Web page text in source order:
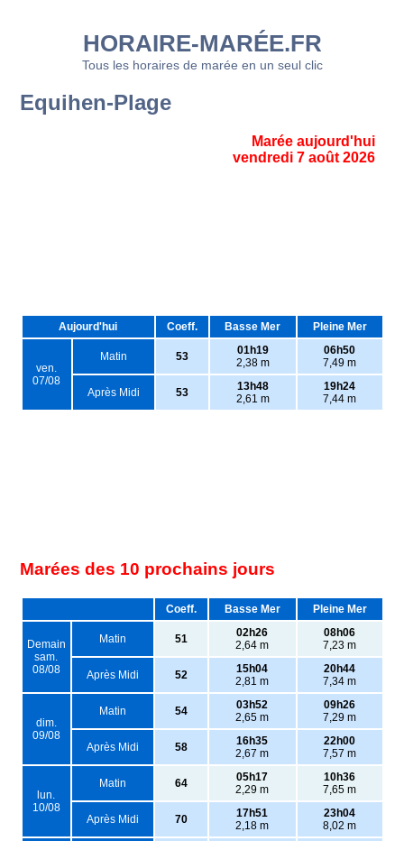
HORAIRE-MARÉE.FR
Tous les horaires de marée en un seul clic
Equihen-Plage
Marée aujourd'hui
vendredi 7 août 2026
Aujourd'hui Coeff. Basse Mer Pleine Mer
ven.
07/08
Matin 53
01h19
2,38 m
06h50
7,49 m
Après Midi 53
13h48
2,61 m
19h24
7,44 m
Marées des 10 prochains jours
Coeff. Basse Mer Pleine Mer
Demain
sam.
08/08
Matin 51
02h26
2,64 m
08h06
7,23 m
Après Midi 52
15h04
2,81 m
20h44
7,34 m
dim.
09/08
Matin 54
03h52
2,65 m
09h26
7,29 m
Après Midi 58
16h35
2,67 m
22h00
7,57 m
lun.
10/08
Matin 64
05h17
2,29 m
10h36
7,65 m
Après Midi 70
17h51
2,18 m
23h04
8,02 m